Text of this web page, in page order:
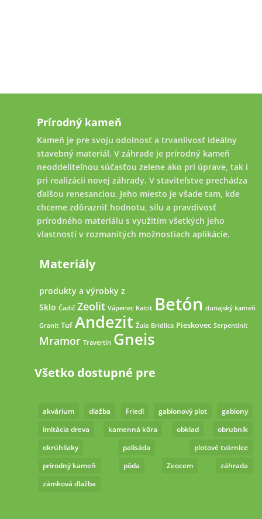
Prírodný kameň
Kameň je pre svoju odolnosť a trvanlivosť ideálny
stavebný materiál. V záhrade je prírodný kameň
neoddeliteľnou súčasťou zelene ako pri úprave, tak i
pri realizácii novej záhrady. V staviteľstve prechádza
ďalšou renesanciou. Jeho miesto je všade tam, kde
chceme zdôrazniť hodnotu, silu a pravdivosť
prírodného materiálu s využitím všetkých jeho
vlastností v rozmanitých možnostiach aplikácie.
Materiály
produkty a výrobky z
Sklo Čadič Zeolit Vápenec Kalcit Betón dunajský kameň
Granit Tuf Andezit Žula Bridlica Pieskovec Serpentinit
Mramor Travertín Gneis
Všetko dostupné pre
akvárium dlažba Friedl gabionový plot
gabiony
imitácia dreva
kamenná kôra obklad
obrubník
okrúhliaky
palisáda
plotové tvárnice
prírodný kameň
pôda Zeocem
záhrada
zámková dlažba